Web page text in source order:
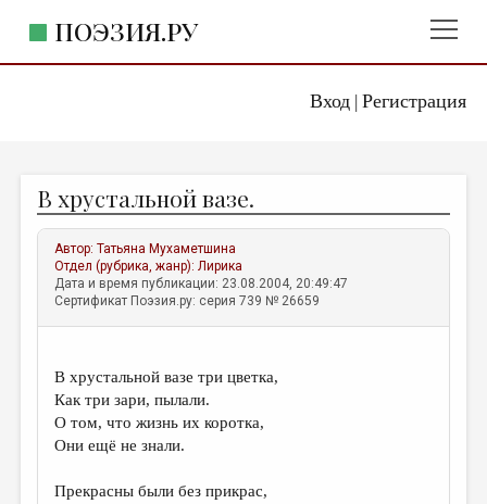
Вход| Регистрация
ПОЭЗИЯ.РУ
ЖАНРЫ
АВТОРЫ
КОММЕНТАРИИ
ЛИТСАЛОН
ПРАВИЛА САЙТА
ОТДЕЛЫ И РУБРИКИ
ИЗБРАННОЕ
В хрустальной вазе.
Автор:Татьяна Мухаметшина
Отдел (рубрика, жанр):Лирика
Дата и время публикации: 23.08.2004, 20:49:47
Сертификат Поэзия.ру: серия 739 № 26659
В хрустальной вазе три цветка,
Как три зари, пылали.
О том, что жизнь их коротка,
Они ещё не знали.
Прекрасны были без прикрас,